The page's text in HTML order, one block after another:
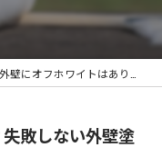
外壁にオフホワイトはあり？失敗しない外壁塗装の色選びとは
敗しない外壁塗